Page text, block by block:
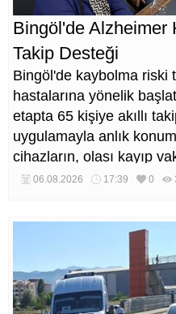
Bingöl'de Alzheimer
Takip Desteği
Bingöl'de kaybolma riski
hastalarına yönelik
etapta 65 kişiye akıllı
uygulamayla anlık
cihazların, olası kayıp
kısa sürede
06.08.2026 17:39 0